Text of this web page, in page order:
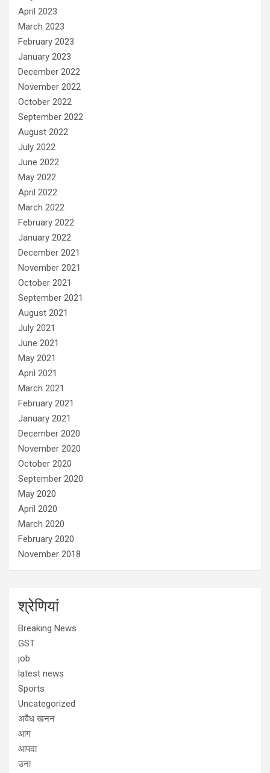
April 2023
March 2023
February 2023
January 2023
December 2022
November 2022
October 2022
September 2022
August 2022
July 2022
June 2022
May 2022
April 2022
March 2022
February 2022
January 2022
December 2021
November 2021
October 2021
September 2021
August 2021
July 2021
June 2021
May 2021
April 2021
March 2021
February 2021
January 2021
December 2020
November 2020
October 2020
September 2020
May 2020
April 2020
March 2020
February 2020
November 2018
श्रेणियां
Breaking News
GST
job
latest news
Sports
Uncategorized
अवैध खनन
आग
आपदा
उना